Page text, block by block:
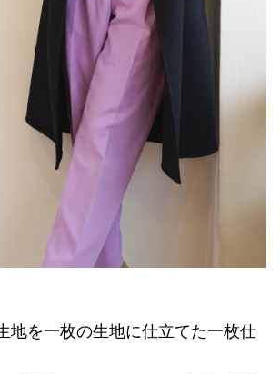
地を一枚の生地に仕立てた一枚仕